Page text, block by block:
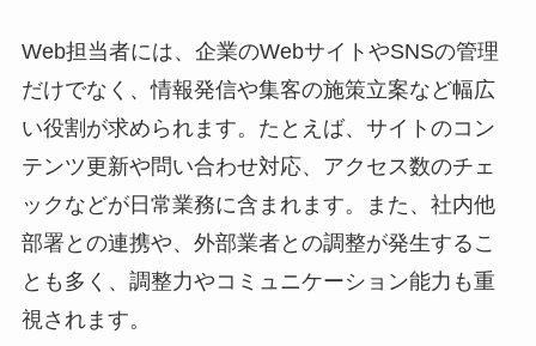
Web担当者には、企業のWebサイトやSNSの管理
だけでなく、情報発信や集客の施策立案など幅広
い役割が求められます。たとえば、サイトのコン
テンツ更新や問い合わせ対応、アクセス数のチェ
ックなどが日常業務に含まれます。また、社内他
部署との連携や、外部業者との調整が発生するこ
とも多く、調整力やコミュニケーション能力も重
視されます。